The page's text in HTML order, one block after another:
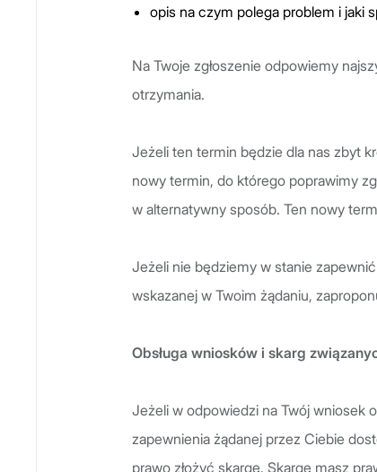
opis na czym polega problem i jaki
Na Twoje zgłoszenie odpowiemy
otrzymania.
Jeżeli ten termin będzie dla nas zbyt
nowy termin, do którego poprawimy
w alternatywny sposób. Ten nowy
Jeżeli nie będziemy w stanie
wskazanej w Twoim żądaniu,
Obsługa wniosków i skarg
Jeżeli w odpowiedzi na Twój wniosek
zapewnienia żądanej przez Ciebie
prawo złożyć skargę. Skargę masz